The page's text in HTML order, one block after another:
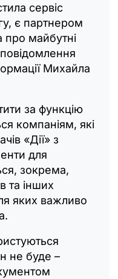
сервіс
є партнером
про майбутні
Михайла
за функцію
компаніям, які
«Дії» з
для
зокрема,
та інших
яких важливо
не буде –